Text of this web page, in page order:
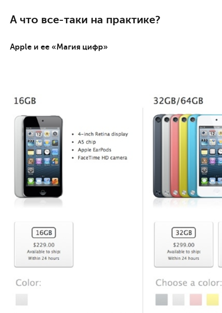
А что все-таки на практике?
Apple и ее «Магия цифр»